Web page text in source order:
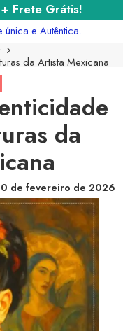
Frete Grátis!
e Autêntica.
da Artista Mexicana
da
de fevereiro de 2026